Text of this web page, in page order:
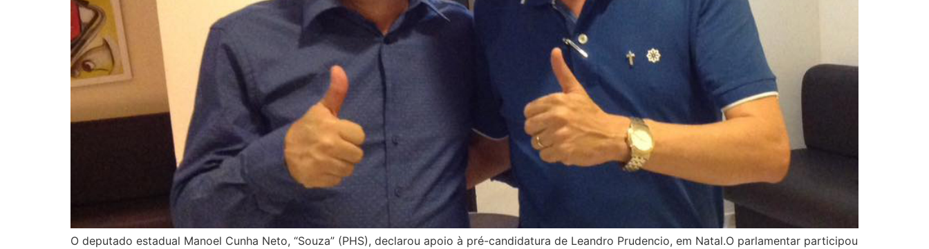
O deputado estadual Manoel Cunha Neto, “Souza” (PHS), declarou apoio à pré-candidatura de Leandro Prudencio, em Natal.O parlamentar participou